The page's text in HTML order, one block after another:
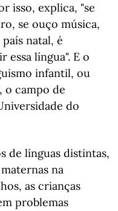
isso, explica, "se
se ouço música,
natal, é
essa língua". E o
infantil, ou
o campo de
do
de línguas distintas,
na
as crianças
problemas